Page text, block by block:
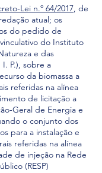
Lei n.º 64/2017, de
atual; os
do pedido de
do Instituto
e das
I. P.), sobre a
da biomassa a
referidas na alínea
de licitação a
Geral de Energia e
o conjunto dos
para a instalação e
referidas na alínea
de injeção na Rede
(RESP)